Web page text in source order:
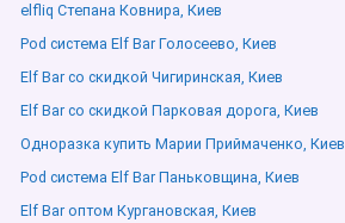
elfliq Степана Ковнира, Киев
Pod система Elf Bar Голосеево, Киев
Elf Bar со скидкой Чигиринская, Киев
Elf Bar со скидкой Парковая дорога, Киев
Одноразка купить Марии Приймаченко, Киев
Pod система Elf Bar Паньковщина, Киев
Elf Bar оптом Кургановская, Киев